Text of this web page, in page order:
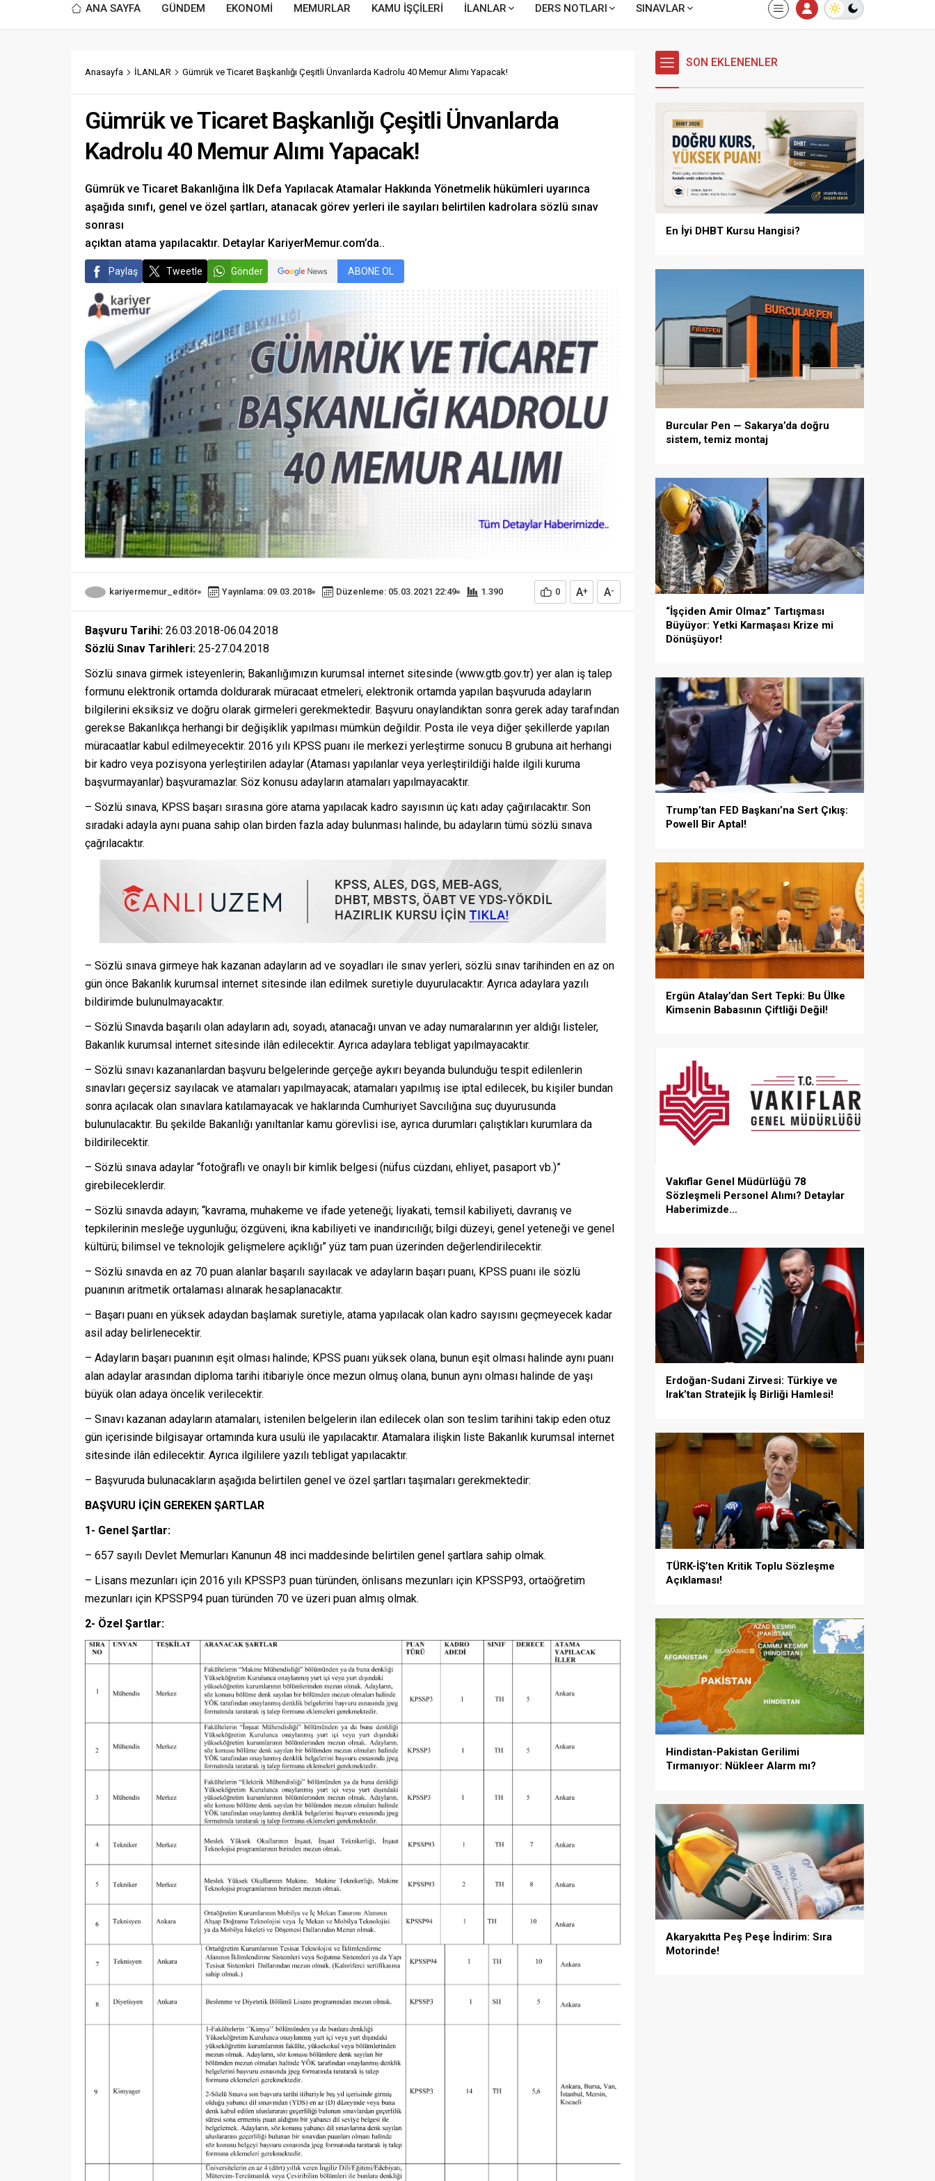
ANA SAYFA GÜNDEM EKONOMİ MEMURLAR KAMU İŞÇİLERİ İLANLAR DERS NOTLARI SINAVLAR
Anasayfa İLANLAR Gümrük ve Ticaret Başkanlığı Çeşitli Ünvanlarda Kadrolu 40 Memur Alımı Yapacak!
Gümrük ve Ticaret Başkanlığı Çeşitli Ünvanlarda
Kadrolu 40 Memur Alımı Yapacak!
Gümrük ve Ticaret Bakanlığına İlk Defa Yapılacak Atamalar Hakkında Yönetmelik hükümleri uyarınca
aşağıda sınıfı, genel ve özel şartları, atanacak görev yerleri ile sayıları belirtilen kadrolara sözlü sınav
sonrası
açıktan atama yapılacaktır. Detaylar KariyerMemur.com’da..
Paylaş Tweetle Gönder ABONE OL
kariyermemur_editör Yayınlama: 09.03.2018 Düzenleme: 05.03.2021 22:49 1.390 0 A+ A-
Başvuru Tarihi: 26.03.2018-06.04.2018
Sözlü Sınav Tarihleri: 25-27.04.2018
Sözlü sınava girmek isteyenlerin; Bakanlığımızın kurumsal internet sitesinde (www.gtb.gov.tr) yer alan iş talep
formunu elektronik ortamda doldurarak müracaat etmeleri, elektronik ortamda yapılan başvuruda adayların
bilgilerini eksiksiz ve doğru olarak girmeleri gerekmektedir. Başvuru onaylandıktan sonra gerek aday tarafından
gerekse Bakanlıkça herhangi bir değişiklik yapılması mümkün değildir. Posta ile veya diğer şekillerde yapılan
müracaatlar kabul edilmeyecektir. 2016 yılı KPSS puanı ile merkezi yerleştirme sonucu B grubuna ait herhangi
bir kadro veya pozisyona yerleştirilen adaylar (Ataması yapılanlar veya yerleştirildiği halde ilgili kuruma
başvurmayanlar) başvuramazlar. Söz konusu adayların atamaları yapılmayacaktır.
– Sözlü sınava, KPSS başarı sırasına göre atama yapılacak kadro sayısının üç katı aday çağırılacaktır. Son
sıradaki adayla aynı puana sahip olan birden fazla aday bulunması halinde, bu adayların tümü sözlü sınava
çağrılacaktır.
– Sözlü sınava girmeye hak kazanan adayların ad ve soyadları ile sınav yerleri, sözlü sınav tarihinden en az on
gün önce Bakanlık kurumsal internet sitesinde ilan edilmek suretiyle duyurulacaktır. Ayrıca adaylara yazılı
bildirimde bulunulmayacaktır.
– Sözlü Sınavda başarılı olan adayların adı, soyadı, atanacağı unvan ve aday numaralarının yer aldığı listeler,
Bakanlık kurumsal internet sitesinde ilân edilecektir. Ayrıca adaylara tebligat yapılmayacaktır.
– Sözlü sınavı kazananlardan başvuru belgelerinde gerçeğe aykırı beyanda bulunduğu tespit edilenlerin
sınavları geçersiz sayılacak ve atamaları yapılmayacak; atamaları yapılmış ise iptal edilecek, bu kişiler bundan
sonra açılacak olan sınavlara katılamayacak ve haklarında Cumhuriyet Savcılığına suç duyurusunda
bulunulacaktır. Bu şekilde Bakanlığı yanıltanlar kamu görevlisi ise, ayrıca durumları çalıştıkları kurumlara da
bildirilecektir.
– Sözlü sınava adaylar “fotoğraflı ve onaylı bir kimlik belgesi (nüfus cüzdanı, ehliyet, pasaport vb.)”
girebileceklerdir.
– Sözlü sınavda adayın; “kavrama, muhakeme ve ifade yeteneği; liyakati, temsil kabiliyeti, davranış ve
tepkilerinin mesleğe uygunluğu; özgüveni, ikna kabiliyeti ve inandırıcılığı; bilgi düzeyi, genel yeteneği ve genel
kültürü; bilimsel ve teknolojik gelişmelere açıklığı” yüz tam puan üzerinden değerlendirilecektir.
– Sözlü sınavda en az 70 puan alanlar başarılı sayılacak ve adayların başarı puanı, KPSS puanı ile sözlü
puanının aritmetik ortalaması alınarak hesaplanacaktır.
– Başarı puanı en yüksek adaydan başlamak suretiyle, atama yapılacak olan kadro sayısını geçmeyecek kadar
asil aday belirlenecektir.
– Adayların başarı puanının eşit olması halinde; KPSS puanı yüksek olana, bunun eşit olması halinde aynı puanı
alan adaylar arasından diploma tarihi itibariyle önce mezun olmuş olana, bunun aynı olması halinde de yaşı
büyük olan adaya öncelik verilecektir.
– Sınavı kazanan adayların atamaları, istenilen belgelerin ilan edilecek olan son teslim tarihini takip eden otuz
gün içerisinde bilgisayar ortamında kura usulü ile yapılacaktır. Atamalara ilişkin liste Bakanlık kurumsal internet
sitesinde ilân edilecektir. Ayrıca ilgililere yazılı tebligat yapılacaktır.
– Başvuruda bulunacakların aşağıda belirtilen genel ve özel şartları taşımaları gerekmektedir:
BAŞVURU İÇİN GEREKEN ŞARTLAR
1- GeneI Şartlar:
– 657 sayılı Devlet Memurları Kanunun 48 inci maddesinde belirtilen genel şartlara sahip olmak.
– Lisans mezunları için 2016 yılı KPSSP3 puan türünden, önlisans mezunları için KPSSP93, ortaöğretim
mezunları için KPSSP94 puan türünden 70 ve üzeri puan almış olmak.
2- Özel Şartlar:
SON EKLENENLER
En İyi DHBT Kursu Hangisi?
Burcular Pen — Sakarya’da doğru
sistem, temiz montaj
“İşçiden Amir Olmaz” Tartışması
Büyüyor: Yetki Karmaşası Krize mi
Dönüşüyor!
Trump’tan FED Başkanı’na Sert Çıkış:
Powell Bir Aptal!
Ergün Atalay’dan Sert Tepki: Bu Ülke
Kimsenin Babasının Çiftliği Değil!
Vakıflar Genel Müdürlüğü 78
Sözleşmeli Personel Alımı? Detaylar
Haberimizde…
Erdoğan-Sudani Zirvesi: Türkiye ve
Irak’tan Stratejik İş Birliği Hamlesi!
TÜRK-İŞ’ten Kritik Toplu Sözleşme
Açıklaması!
Hindistan-Pakistan Gerilimi
Tırmanıyor: Nükleer Alarm mı?
Akaryakıtta Peş Peşe İndirim: Sıra
Motorinde!